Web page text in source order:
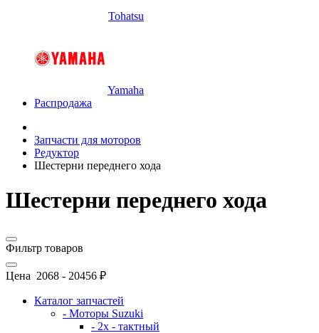
Tohatsu
Yamaha
Распродажа
Запчасти для моторов
Редуктор
Шестерни переднего хода
Шестерни переднего хода
Фильтр товаров
Цена 2068 - 20456 ₽
Каталог запчастей
- Моторы Suzuki
- 2x - тактный